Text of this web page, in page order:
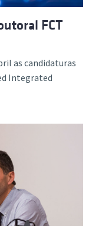
FCT
as candidaturas
Integrated